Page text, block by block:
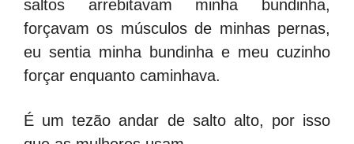
saltos arrebitavam minha bundinha,
forçavam os músculos de minhas pernas,
eu sentia minha bundinha e meu cuzinho
forçar enquanto caminhava.
É um tezão andar de salto alto, por isso